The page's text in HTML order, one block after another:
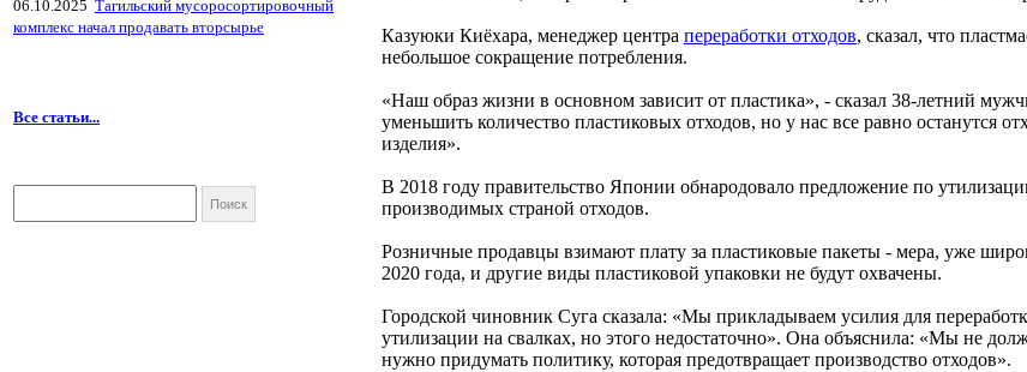
06.10.2025 Тагильский мусоросортировочный
комплекс начал продавать вторсырье
Все статьи...
Казуюки Киёхара, менеджер центра переработки отходов, сказал, что
небольшое сокращение потребления.
«Наш образ жизни в основном зависит от пластика», - сказал 38-летний
уменьшить количество пластиковых отходов, но у нас все равно останутся
изделия».
В 2018 году правительство Японии обнародовало предложение по
производимых страной отходов.
Розничные продавцы взимают плату за пластиковые пакеты - мера, уже
2020 года, и другие виды пластиковой упаковки не будут охвачены.
Городской чиновник Суга сказала: «Мы прикладываем усилия для
утилизации на свалках, но этого недостаточно». Она объяснила: «Мы не
нужно придумать политику, которая предотвращает производство отходов».